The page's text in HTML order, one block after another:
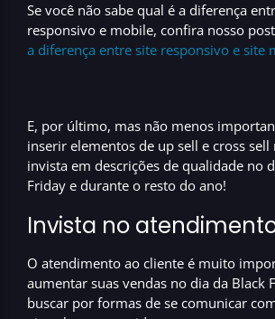
Se você não sabe qual é a diferença
responsivo e mobile, confira nosso
a diferença entre site responsivo e site
E, por último, mas não menos
inserir elementos de up sell e cross sell
invista em descrições de qualidade no
Friday e durante o resto do ano!
Invista no
O atendimento ao cliente é muito
aumentar suas vendas no dia da Black
buscar por formas de se comunicar